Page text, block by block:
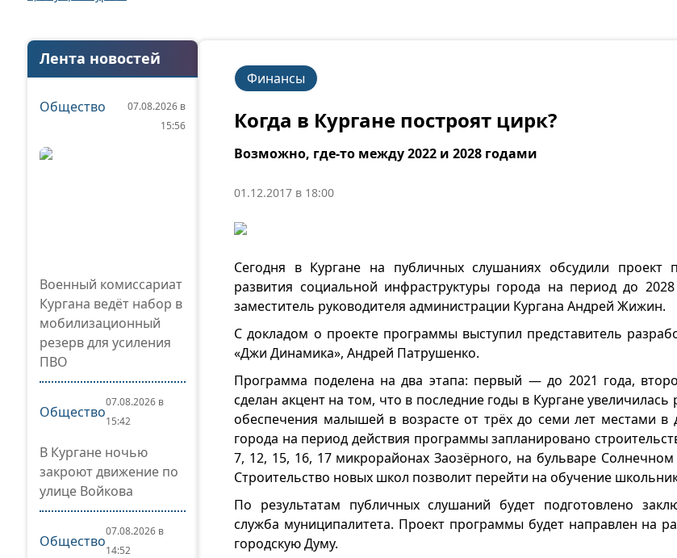
Лента новостей
Общество
07.08.2026 в
15:56
Военный комиссариат
Кургана ведёт набор в
мобилизационный
резерв для усиления
ПВО
Общество
07.08.2026 в
15:42
В Кургане ночью
закроют движение по
улице Войкова
Общество
07.08.2026 в
14:52
Финансы
Когда в Кургане построят цирк?
Возможно, где-то между 2022 и 2028 годами
01.12.2017 в 18:00
Сегодня в Кургане на публичных слушаниях обсудили проект
развития социальной инфраструктуры города на период до
заместитель руководителя администрации Кургана Андрей Жижин.
С докладом о проекте программы выступил представитель
«Джи Динамика», Андрей Патрушенко.
Программа поделена на два этапа: первый — до 2021 года,
сделан акцент на том, что в последние годы в Кургане увеличилась
обеспечения малышей в возрасте от трёх до семи лет местами в
города на период действия программы запланировано
7, 12, 15, 16, 17 микрорайонах Заозёрного, на бульваре
Строительство новых школ позволит перейти на обучение
По результатам публичных слушаний будет подготовлено
служба муниципалитета. Проект программы будет направлен на
городскую Думу.